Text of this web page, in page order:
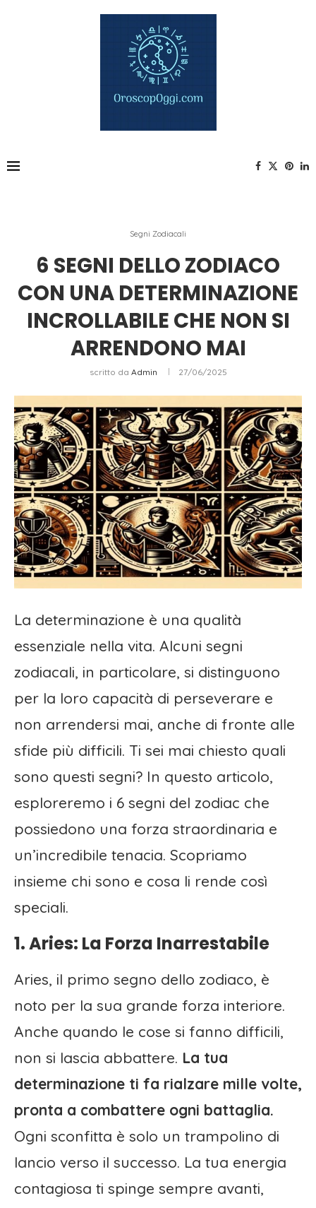
Segni Zodiacali
6 SEGNI DELLO ZODIACO
CON UNA DETERMINAZIONE
INCROLLABILE CHE NON SI
ARRENDONO MAI
scritto da Admin 27/06/2025
La determinazione è una qualità
essenziale nella vita. Alcuni segni
zodiacali, in particolare, si distinguono
per la loro capacità di perseverare e
non arrendersi mai, anche di fronte alle
sfide più difficili. Ti sei mai chiesto quali
sono questi segni? In questo articolo,
esploreremo i 6 segni del zodiac che
possiedono una forza straordinaria e
un’incredibile tenacia. Scopriamo
insieme chi sono e cosa li rende così
speciali.
1. Aries: La Forza Inarrestabile
Aries, il primo segno dello zodiaco, è
noto per la sua grande forza interiore.
Anche quando le cose si fanno difficili,
non si lascia abbattere. La tua
determinazione ti fa rialzare mille volte,
pronta a combattere ogni battaglia.
Ogni sconfitta è solo un trampolino di
lancio verso il successo. La tua energia
contagiosa ti spinge sempre avanti,